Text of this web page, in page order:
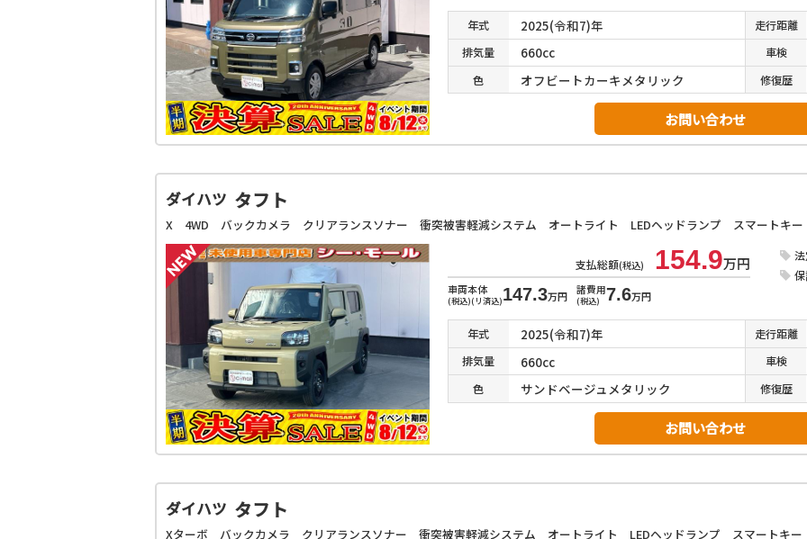
年式 2025(令和7)年 走行距離
排気量 660cc
車検
色
オフビートカーキメタリック 修復歴
お問い合わせ
ダイハツ タフト
支払総額(税込) 154.9万円
車両本体
(税込)(リ済込)147.3万円 諸費用
(税込) 7.6万円
年式 2025(令和7)年 走行距離
排気量 660cc
車検
色
サンドベージュメタリック 修復歴
お問い合わせ
ダイハツ タフト